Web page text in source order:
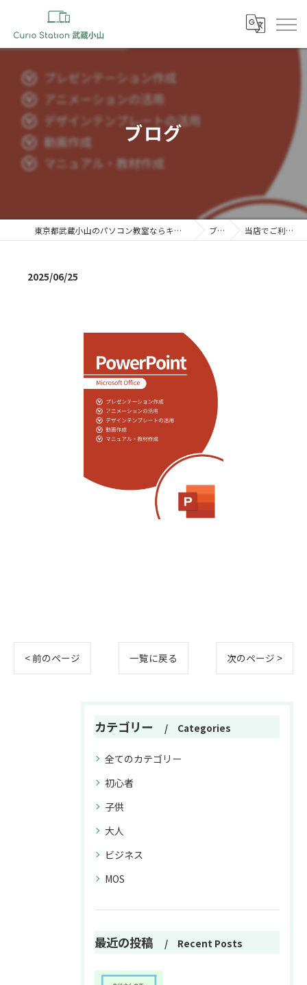
ブログ
東京都武蔵小山のパソコン教室ならキュリオステーション 武蔵小山店 ブログ 当店でご利用いただ…
2025/06/25
< 前のページ 一覧に戻る 次のページ >
カテゴリー Categories
全てのカテゴリー
初心者
子供
大人
ビジネス
MOS
最近の投稿 Recent Posts